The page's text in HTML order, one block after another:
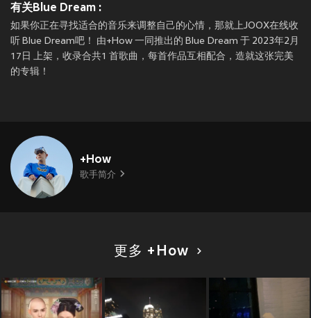
有关Blue Dream :
如果你正在寻找适合的音乐来调整自己的心情，那就上JOOX在线收
听 Blue Dream吧！ 由+How 一同推出的 Blue Dream 于 2023年2月
17日 上架，收录合共1 首歌曲，每首作品互相配合，造就这张完美
的专辑！
+How
歌手简介
更多 +How